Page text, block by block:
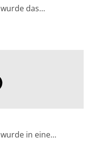
das…
in eine…